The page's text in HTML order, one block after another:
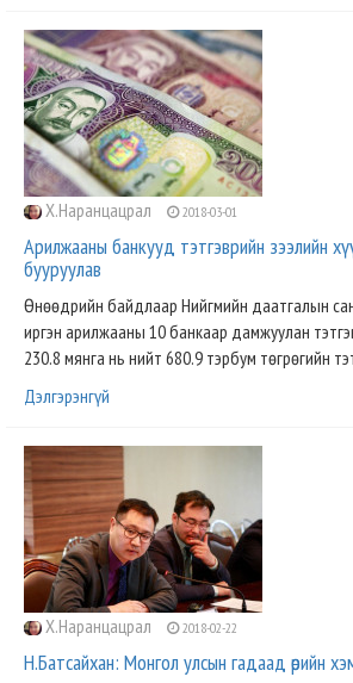
Х.Наранцацрал 2018-03-01
Арилжааны банкууд тэтгэврийн зээлийн
бууруулав
Өнөөдрийн байдлаар Нийгмийн даатгалын
иргэн арилжааны 10 банкаар дамжуулан
230.8 мянга нь нийт 680.9 тэрбум төгрөгийн
Дэлгэрэнгүй
Х.Наранцацрал 2018-02-22
Н.Батсайхан: Монгол улсын гадаад өрийн